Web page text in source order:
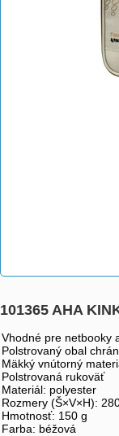
101365 AHA
Vhodné pre netbooky
Polstrovaný obal
Mäkký vnútorný
Polstrovaná rukoväť
Materiál: polyester
Rozmery (Š×V×H):
Hmotnosť: 150 g
Farba: béžová